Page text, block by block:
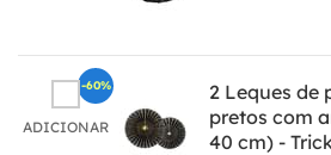
ADICIONAR
2 Leques de
pretos com
40 cm) -
-60%